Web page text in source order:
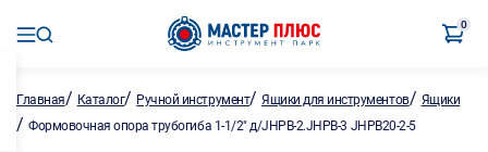
0
Главная/ Каталог/ Ручной инструмент/Ящики для инструментов/ Ящики
/ Формовочная опора трубогиба 1-1/2" д/JHPB-2.JHPB-3 JHPB20-2-5